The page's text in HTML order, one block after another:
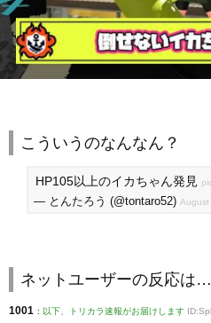
こういうのなんなん？
HP105以上のイカちゃん発見
— とんたろう (@tontaro52)
ネットユーザーの反応は…
1001 : 以下、トリカラ速報がお届けします